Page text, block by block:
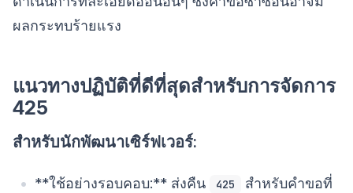
ผลกระทบร้ายแรง
แนวทางปฏิบัติที่ดีที่สุดสำหรับการจัดการ
425
สำหรับนักพัฒนาเซิร์ฟเวอร์:
**ใช้อย่างรอบคอบ:** ส่งคืน 425
สำหรับคำขอที่